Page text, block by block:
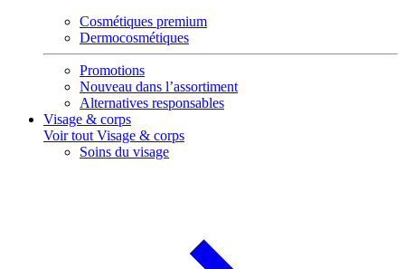
Cosmétiques premium
Dermocosmétiques
Promotions
Nouveau dans l’assortiment
Alternatives responsables
Visage & corps
Voir tout Visage & corps
Soins du visage